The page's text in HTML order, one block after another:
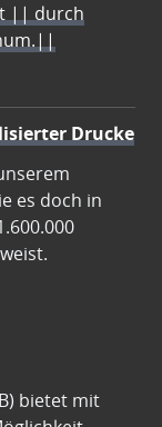
|| durch
Drucke
es doch in
bietet mit